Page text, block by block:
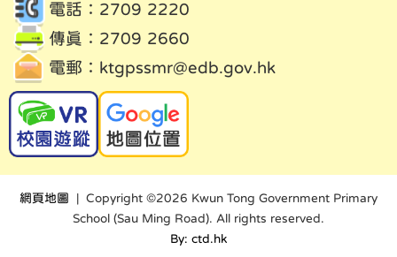
電話：2709 2220
傳真：2709 2660
電郵： ktgpssmr@edb.gov.hk
網頁地圖 | Copyright ©2026 Kwun Tong Government Primary
School (Sau Ming Road). All rights reserved.
By: ctd.hk